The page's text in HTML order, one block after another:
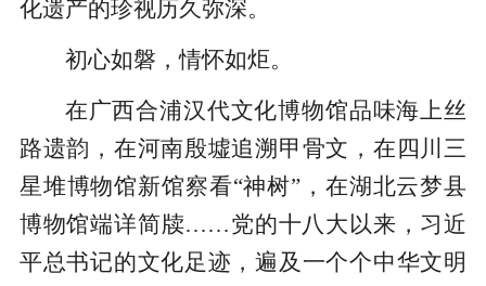
化遗产的珍视历久弥深。
初心如磐，情怀如炬。
在广西合浦汉代文化博物馆品味海上丝
路遗韵，在河南殷墟追溯甲骨文，在四川三
星堆博物馆新馆察看“神树”，在湖北云梦县
博物馆端详简牍……党的十八大以来，习近
平总书记的文化足迹，遍及一个个中华文明